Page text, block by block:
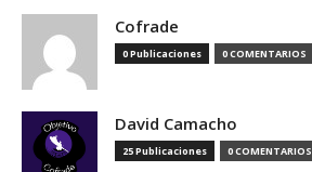
Cofrade
0 Publicaciones 0 COMENTARIOS
David Camacho
25 Publicaciones 0 COMENTARIOS